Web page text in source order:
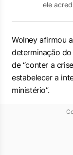
ele
Wolney afirmou
determinação
de “conter a
estabelecer a
ministério”.